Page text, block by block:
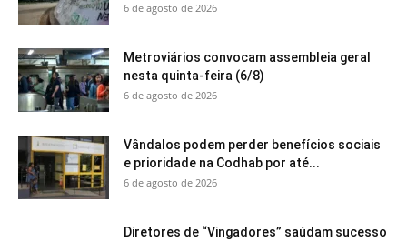
6 de agosto de 2026
Metroviários convocam assembleia geral
nesta quinta-feira (6/8)
6 de agosto de 2026
Vândalos podem perder benefícios sociais
e prioridade na Codhab por até...
6 de agosto de 2026
Diretores de “Vingadores” saúdam sucesso